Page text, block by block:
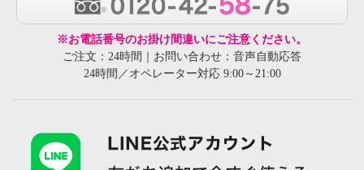
※お電話番号のお掛け間違いにご注意ください。
ご注文：24時間｜お問い合わせ：音声自動応答
24時間／オペレーター対応 9:00～21:00